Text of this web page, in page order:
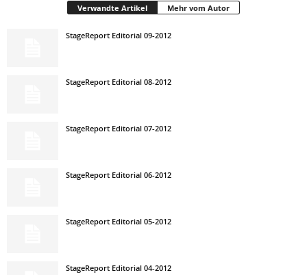
Verwandte Artikel Mehr vom Autor
StageReport Editorial 09-2012
StageReport Editorial 08-2012
StageReport Editorial 07-2012
StageReport Editorial 06-2012
StageReport Editorial 05-2012
StageReport Editorial 04-2012